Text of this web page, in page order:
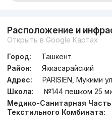
Расположение и
Открыть в Google Картах
Город:
Ташкент
Район:
Яккасарайский
Адрес:
PARISIEN, Мукими
Школа:
№144 пешком 25
Медико-Санитарная Часть
Текстильного Комбината: